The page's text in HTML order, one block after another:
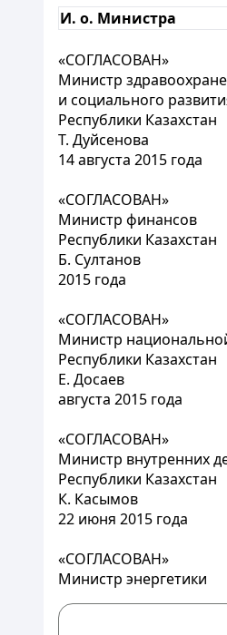
И. о. Министра
«СОГЛАСОВАН»
Министр
и социального
Республики Казахстан
Т. Дуйсенова
14 августа 2015 года
«СОГЛАСОВАН»
Министр финансов
Республики Казахстан
Б. Султанов
2015 года
«СОГЛАСОВАН»
Министр
Республики Казахстан
Е. Досаев
августа 2015 года
«СОГЛАСОВАН»
Министр внутренних
Республики Казахстан
К. Касымов
22 июня 2015 года
«СОГЛАСОВАН»
Министр энергетики